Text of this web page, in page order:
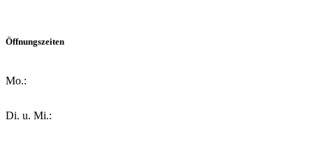
Öffnungszeiten
Mo.:
Di. u. Mi.: